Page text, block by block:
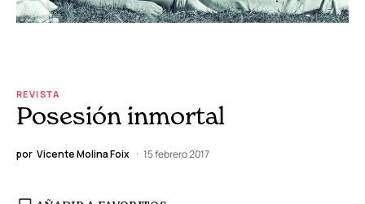
REVISTA
Posesión inmortal
por Vicente Molina Foix 15 febrero 2017